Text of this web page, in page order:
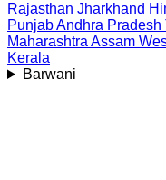
Rajasthan Jharkhand
PunjabAndhra Pradesh
Maharashtra Assam
Kerala
Barwani